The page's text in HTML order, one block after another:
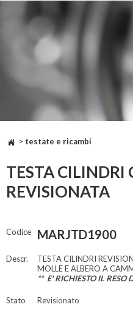
> testate e ricambi
TESTA CILINDRI
REVISIONATA
Codice MARJTD1900
Descr.
TESTA CILINDRI
MOLLE E ALBERO A
** E' RICHIESTO IL RESO
Stato Revisionato